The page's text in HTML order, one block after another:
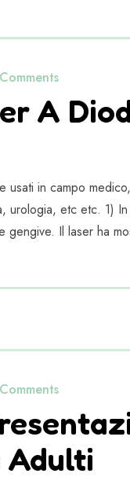
A
usati in campo
urologia, etc etc. 1)
gengive. Il laser ha
Adulti